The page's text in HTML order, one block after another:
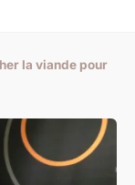
la viande pour